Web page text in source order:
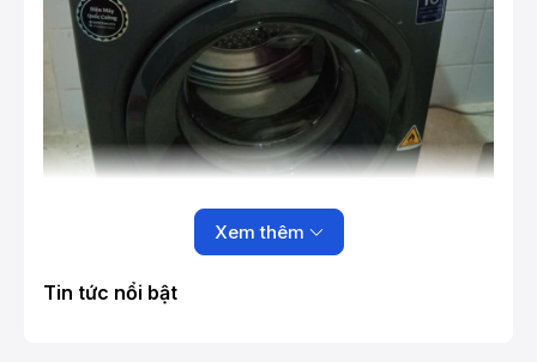
Xem thêm
Tin tức nổi bật